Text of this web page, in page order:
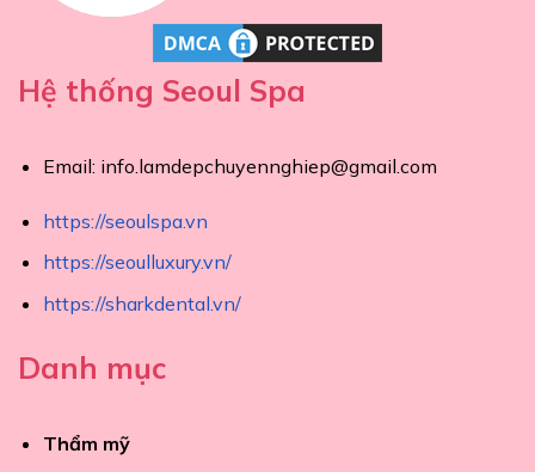
Hệ thống Seoul Spa
Email: info.lamdepchuyennghiep@gmail.com
https://seoulspa.vn
https://seoulluxury.vn/
https://sharkdental.vn/
Danh mục
Thẩm mỹ